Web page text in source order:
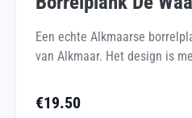
Een echte Alkmaarse
van Alkmaar. Het design is
€19.50